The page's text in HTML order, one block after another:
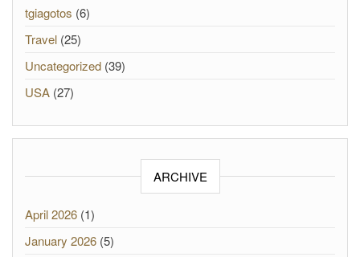
tgiagotos (6)
Travel (25)
Uncategorized (39)
USA (27)
ARCHIVE
April 2026 (1)
January 2026 (5)